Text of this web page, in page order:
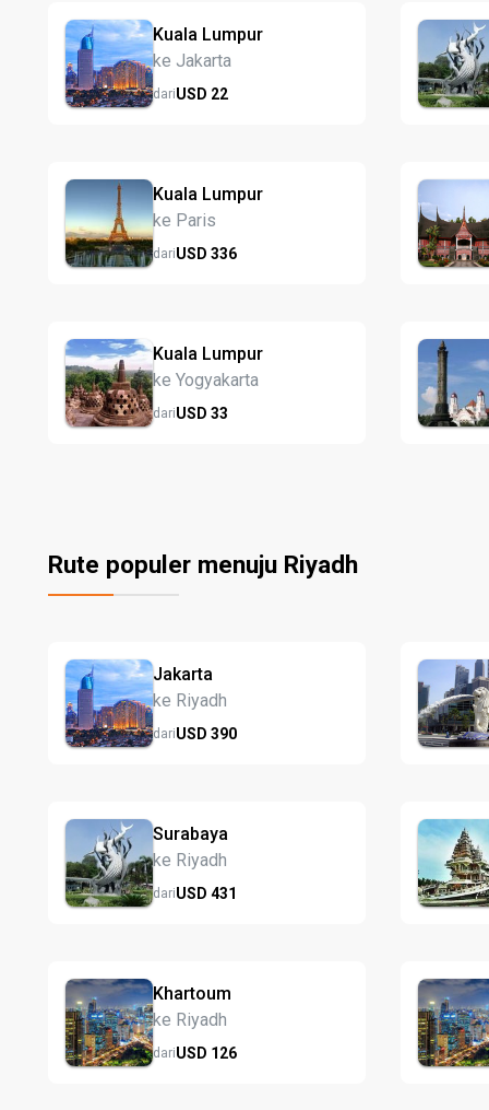
Kuala Lumpur
ke Jakarta
dariUSD 22
Kuala Lumpur
ke Paris
dariUSD 336
Kuala Lumpur
ke Yogyakarta
dariUSD 33
Rute populer menuju Riyadh
Jakarta
ke Riyadh
dariUSD 390
Surabaya
ke Riyadh
dariUSD 431
Khartoum
ke Riyadh
dariUSD 126